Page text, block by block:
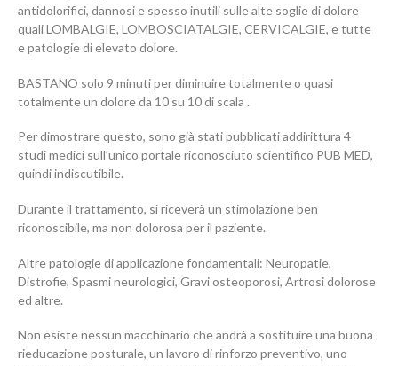
antidolorifici, dannosi e spesso inutili sulle alte soglie di dolore
quali LOMBALGIE, LOMBOSCIATALGIE, CERVICALGIE, e tutte
e patologie di elevato dolore.
BASTANO solo 9 minuti per diminuire totalmente o quasi
totalmente un dolore da 10 su 10 di scala .
Per dimostrare questo, sono già stati pubblicati addirittura 4
studi medici sull’unico portale riconosciuto scientifico PUB MED,
quindi indiscutibile.
Durante il trattamento, si riceverà un stimolazione ben
riconoscibile, ma non dolorosa per il paziente.
Altre patologie di applicazione fondamentali: Neuropatie,
Distrofie, Spasmi neurologici, Gravi osteoporosi, Artrosi dolorose
ed altre.
Non esiste nessun macchinario che andrà a sostituire una buona
rieducazione posturale, un lavoro di rinforzo preventivo, uno